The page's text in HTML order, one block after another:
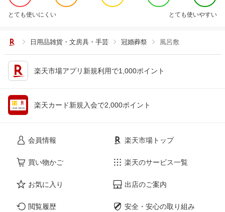
とても使いにくい とても使いやすい
日用品雑貨・文房具・手芸 冠婚葬祭 風呂敷
楽天市場アプリ新規利用で1,000ポイント
楽天カード新規入会で2,000ポイント
会員情報
買い物かご
お気に入り
閲覧履歴
楽天市場トップ
楽天のサービス一覧
出店のご案内
安全・安心の取り組み